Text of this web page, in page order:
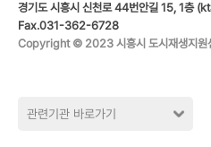
경기도 시흥시 신천로 44번안길 15, 1층
Fax.031-362-6728
Copyright © 2023 시흥시 도시재생지